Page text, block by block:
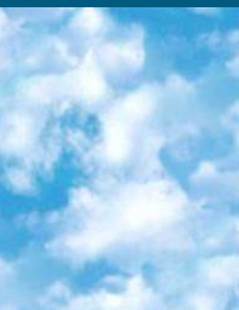
«Оптические системы и технологии», «Приборостроение и робототехника», «Информационные технологии» и «Биотехнологии». Курсы состоят из видеолекций, интерактивных демонстраций и заданий. 5. «КиберЛенинка» Электронная научная библиотека открытого доступа. Каталог площадки регулярно обрастает текстами статей из различных научных изданий. Сгруппированные по журналам и рубрикам публикации можно читать онлайн или скачивать целиком в PDF-формате. Проект нацелен на популяризацию науки за счёт открытого доступа к качественной информации. 6. «ПостНаука» На этом ресурсе публикуют подборки видеолекций, составленные экспертами из разных отраслей и объединённые общими темами. Среди них, к примеру, есть серии «Биоинформатика и геномика», «Культура средневековой Скандинавии» и Cinema Studies о теории кино. Каждая подборка лекций — логически связанная история, рассказанная экспертом от первого лица. Кроме того, на сайте появляются научно-образовательные статьи и тесты на разные темы. 7. «Newочём» Команда проекта «Newочём» отбирает самые интересные тексты из англоязычных СМИ и переводит те из них, за которые голосуют участники сообщества «ВКонтакте». По большей части это научно-популярные статьи. Редакторы придумывают лишь заголовки, в остальном содержание переводов соответствует оригиналам. Полные тексты можно читать прямо в социальной сети. 8. InternetUrok Онлайн-база материалов по основным дисциплинам школьной программы. Информация на сайте структурирована по классам, предметам и темам (урокам). Каждый урок состоит из видеолекций и конспектов. Есть также интерактивные тренажёры и тесты для закрепления пройденного материала. Даже если вы давно окончили школу, возможность повторить программу старших классов всегда может пригодиться. 9. Edutainme Ещё один ресурс об образовании. В отличие от Newtonew, как мне кажется, Edutainme больше ориентируется на представителей индустрии: педагогов, предпринимателей, разработчиков образовательных проектов. Но и любой, кто просто стремится к саморазвитию, найдёт на сайте много полезного и интересного для себя. Например, информацию о новых курсах и образовательных сервисах. 10. Newtonew Онлайн-медиа об образовании и обучении в широком смысле. Авторы Newtonew пишут об инструментах, заведениях, тактиках и стратегиях, которые помогают учить других и получать новые знания самостоятельно. На этой площадке вы найдёте новости, обзоры, аналитические мат